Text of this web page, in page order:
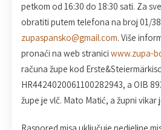
petkom od 16:30 do 18:30 sati. Za
obratiti putem telefona na broj 01/
zupaspansko@gmail.com. Više
pronaći na web stranici www.zupa-
računa župe kod
HR4424020061100282943, a OIB
župe je vlč. Mato Matić, a župni vikar